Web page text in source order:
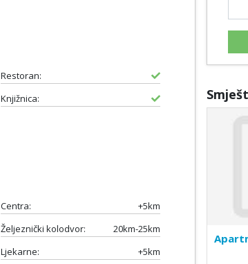
Restoran:
Knjižnica:
Centra:
+5km
Željeznički kolodvor:
20km-25km
Ljekarne:
+5km